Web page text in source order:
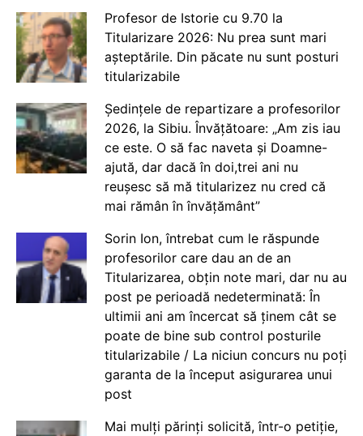
Profesor de Istorie cu 9.70 la
Titularizare 2026: Nu prea sunt mari
așteptările. Din păcate nu sunt posturi
titularizabile
Ședințele de repartizare a profesorilor
2026, la Sibiu. Învățătoare: „Am zis iau
ce este. O să fac naveta și Doamne-
ajută, dar dacă în doi,trei ani nu
reușesc să mă titularizez nu cred că
mai rămân în învățământ”
Sorin Ion, întrebat cum le răspunde
profesorilor care dau an de an
Titularizarea, obțin note mari, dar nu au
post pe perioadă nedeterminată: În
ultimii ani am încercat să ținem cât se
poate de bine sub control posturile
titularizabile / La niciun concurs nu poți
garanta de la început asigurarea unui
post
Mai mulți părinți solicită, într-o petiție,